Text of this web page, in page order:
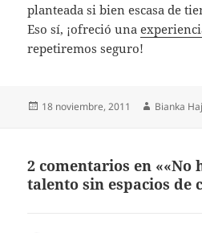
planteada si bien escasa de
Eso sí, ¡ofreció una
repetiremos seguro!
Publicado
18 noviembre, 2011 Autor
Bianka
2 comentarios en ««No
talento sin espacios de